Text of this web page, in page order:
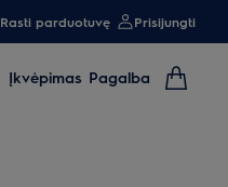
Rasti parduotuvę Prisijungti
Įkvėpimas Pagalba